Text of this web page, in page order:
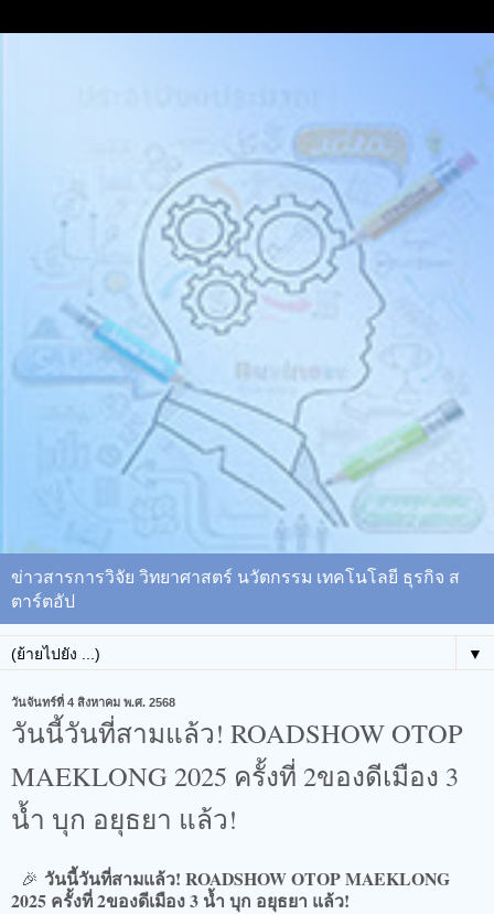
ข่าวสารการวิจัย วิทยาศาสตร์ นวัตกรรม เทคโนโลยี ธุรกิจ ส
ตาร์ตอัป
▼
วันจันทร์ที่ 4 สิงหาคม พ.ศ. 2568
วันนี้วันที่สามแล้ว!​ ROADSHOW OTOP
MAEKLONG 2025 ครั้งที่ 2ของดีเมือง 3
น้ำ บุก อยุธยา แล้ว!
🎉 วันนี้วันที่สามแล้ว!​ ROADSHOW OTOP MAEKLONG
2025 ครั้งที่ 2ของดีเมือง 3 น้ำ บุก อยุธยา แล้ว!